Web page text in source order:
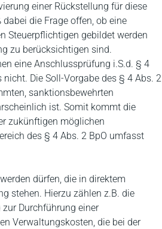
einer Rückstellung für diese
die Frage offen, ob eine
Steuerpflichtigen gebildet werden
zu berücksichtigen sind.
eine Anschlussprüfung i.S.d. § 4
Die Soll-Vorgabe des § 4 Abs. 2
sanktionsbewehrten
ist. Somit kommt die
zukünftigen möglichen
des § 4 Abs. 2 BpO umfasst
dürfen, die in direktem
stehen. Hierzu zählen z.B. die
Durchführung einer
Verwaltungskosten, die bei der